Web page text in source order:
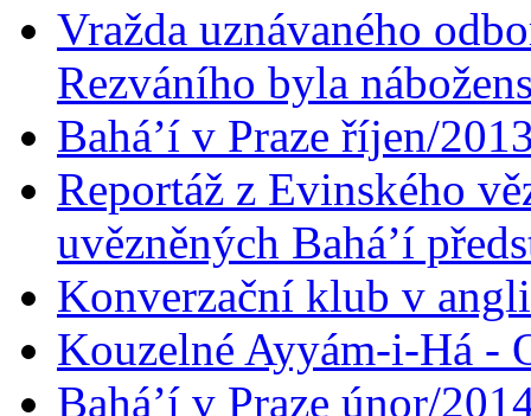
Vražda uznávaného
Rezváního byla
Bahá’í v Praze říjen/
Reportáž z Evinského
uvězněných Bahá’í
Konverzační klub v
Kouzelné Ayyám-i-Há -
Bahá’í v Praze únor/